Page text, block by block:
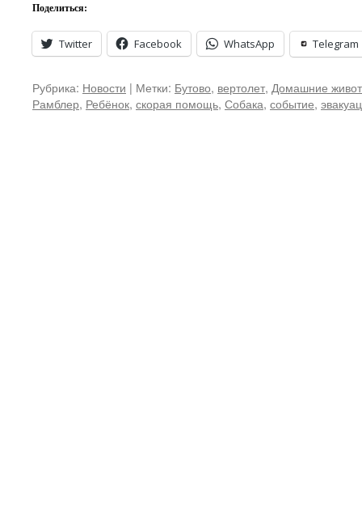
Поделиться:
Twitter Facebook WhatsApp Telegram
Рубрика: Новости | Метки: Бутово, вертолет, Домашние
Рамблер, Ребёнок, скорая помощь, Собака, событие,